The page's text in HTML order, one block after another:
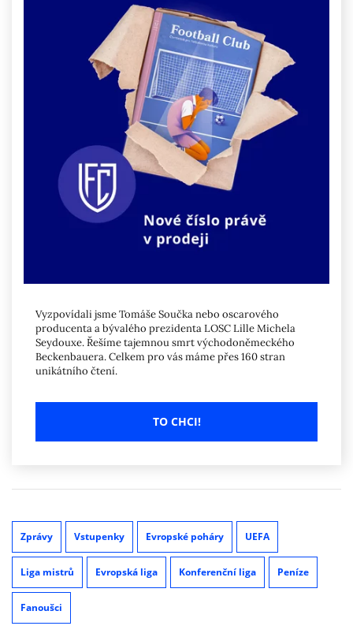
Vyzpovídali jsme Tomáše Součka nebo oscarového
producenta a bývalého prezidenta LOSC Lille Michela
Seydouxe. Řešíme tajemnou smrt východoněmeckého
Beckenbauera. Celkem pro vás máme přes 160 stran
unikátního čtení.
TO CHCI!
Zprávy Vstupenky Evropské poháry UEFA
Liga mistrů Evropská liga Konferenční liga Peníze
Fanoušci